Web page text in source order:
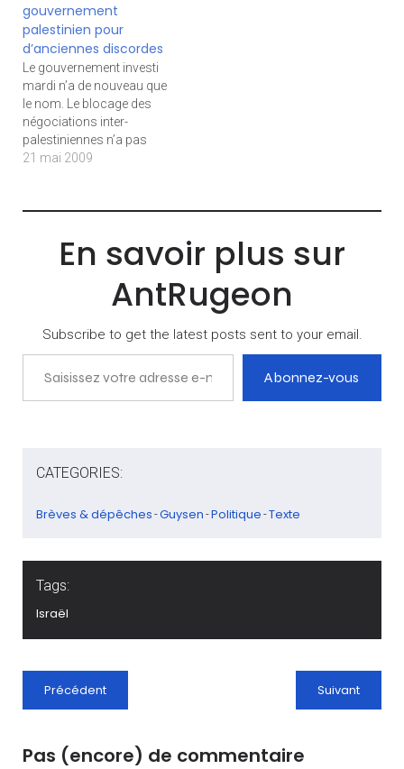
L’annonce de cette visite
survient quelques jours
après les propos
pessimistes du roi
Abdallah II de Jordanie, qui
a estimé que «…
gouvernement
palestinien pour
d’anciennes discordes
Le gouvernement investi
mardi n’a de nouveau que
le nom. Le blocage des
négociations inter-
palestiniennes n’a pas
permis d’aboutir à un
et le Hamas. Les deux
nouveau, l’un à la tête
d’une Autorité
Palestinienne sise en
Cisjordanie et l’autre
21 mai 2009
En savoir plus sur
AntRugeon
Subscribe to get the latest posts sent to your email.
Saisissez votre adresse e-mail…
Abonnez-vous
CATEGORIES:
Brèves & dépêches -Guysen -Politique -Texte
Tags:
Israël
Précédent Suivant
Pas (encore) de commentaire